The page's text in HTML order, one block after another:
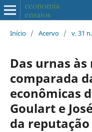
Início / Acervo / v. 31
Das urnas
comparada
econômicas
Goulart e
da